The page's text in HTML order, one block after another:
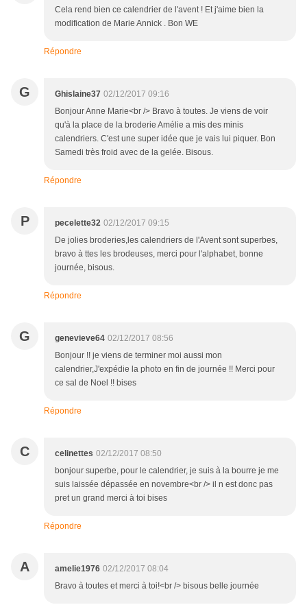
Cela rend bien ce calendrier de l'avent ! Et j'aime bien la
modification de Marie Annick . Bon WE
Répondre
G Ghislaine37 02/12/2017 09:16
Bonjour Anne Marie<br /> Bravo à toutes. Je viens de voir
qu'à la place de la broderie Amélie a mis des minis
calendriers. C'est une super idée que je vais lui piquer. Bon
Samedi très froid avec de la gelée. Bisous.
Répondre
P pecelette32 02/12/2017 09:15
De jolies broderies,les calendriers de l'Avent sont superbes,
bravo à ttes les brodeuses, merci pour l'alphabet, bonne
journée, bisous.
Répondre
G genevieve64 02/12/2017 08:56
Bonjour !! je viens de terminer moi aussi mon
calendrier,J'expédie la photo en fin de journée !! Merci pour
ce sal de Noel !! bises
Répondre
C celinettes 02/12/2017 08:50
bonjour superbe, pour le calendrier, je suis à la bourre je me
suis laissée dépassée en novembre<br /> il n est donc pas
pret un grand merci à toi bises
Répondre
A amelie1976 02/12/2017 08:04
Bravo à toutes et merci à toi!<br /> bisous belle journée